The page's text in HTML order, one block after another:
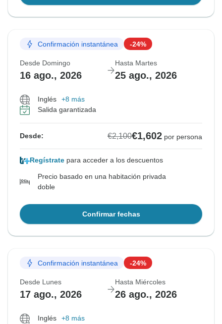
Confirmación instantánea -24%
Desde Domingo
16 ago., 2026
Hasta Martes
25 ago., 2026
Inglés
+8 más
Salida garantizada
Desde: €2,100€1,602 por persona
Regístrate para acceder a los descuentos
Precio basado en una habitación privada
doble
Confirmar fechas
Confirmación instantánea -24%
Desde Lunes
17 ago., 2026
Hasta Miércoles
26 ago., 2026
Inglés
+8 más